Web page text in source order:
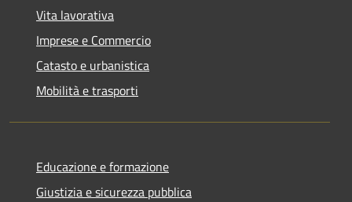
Vita lavorativa
Imprese e Commercio
Catasto e urbanistica
Mobilità e trasporti
Educazione e formazione
Giustizia e sicurezza pubblica